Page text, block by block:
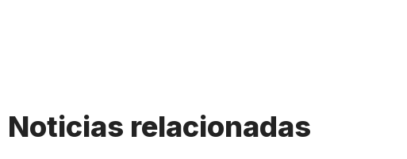
Noticias relacionadas